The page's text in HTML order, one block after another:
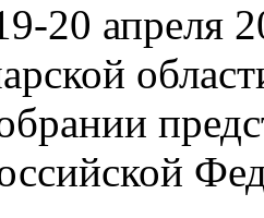
20 апреля